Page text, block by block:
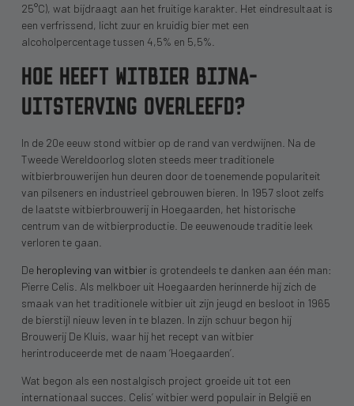
25°C), wat bijdraagt aan het fruitige karakter. Het eindresultaat is
een verfrissend, licht zuur en kruidig bier met een
alcoholpercentage tussen 4,5% en 5,5%.
HOE HEEFT WITBIER BIJNA-
UITSTERVING OVERLEEFD?
In de 20e eeuw stond witbier op de rand van verdwijnen. Na de
Tweede Wereldoorlog sloten steeds meer traditionele
witbierbrouwerijen hun deuren door de toenemende populariteit
van pilseners en industrieel gebrouwen bieren. In 1957 sloot zelfs
de laatste witbierbrouwerij in Hoegaarden, het historische
centrum van de witbierproductie. De eeuwenoude traditie leek
verloren te gaan.
De heropleving van witbieris grotendeels te danken aan één man:
Pierre Celis. Als melkboer uit Hoegaarden herinnerde hij zich de
smaak van het traditionele witbier uit zijn jeugd en besloot in 1965
de bierstijl nieuw leven in te blazen. In zijn schuur begon hij
Brouwerij De Kluis, waar hij het recept van witbier
herintroduceerde met de naam ‘Hoegaarden’.
Wat begon als een nostalgisch project groeide uit tot een
internationaal succes. Celis’ witbier werd populair in België en